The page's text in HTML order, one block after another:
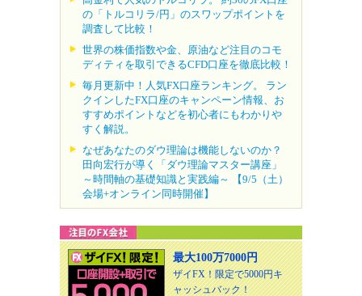
の「トルコリラ/円」のスワップポイントを
調査して比較！
世界の株価指数や金、原油など注目のコモ
ディティを取引できるCFD口座を徹底比較！
毎月更新中！人気FX口座ランキング。 ラン
クインしたFX口座のキャンペーン情報、お
すすめポイントなどを初心者にもわかりや
すく解説。
なぜあなたのダウ理論は機能しないのか？
田向宏行が導く「ダウ理論マスター講座」
～時間軸の基礎知識と実践編～ 【9/5（土）
会場+オンライン同時開催】
最大100万7000円
ザイFX！限定で5000円キ
ャッシュバック！